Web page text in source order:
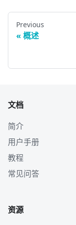
Previous
概述
文档
简介
用户手册
教程
常见问答
资源